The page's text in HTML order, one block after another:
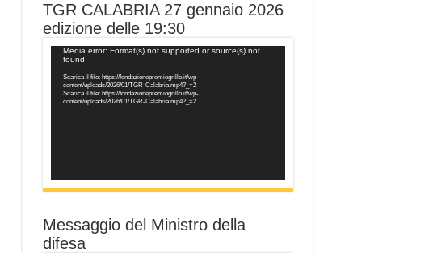
TGR CALABRIA 27 gennaio 2026
edizione delle 19:30
Video
Player
Media error: Format(s) not supported or source(s) not
found
Scarica il file: https://fondazionepremiogrillo.it/wp-
content/uploads/2026/01/TGR-Calabria.mp4?_=2
Scarica il file: https://fondazionepremiogrillo.it/wp-
content/uploads/2026/01/TGR-Calabria.mp4?_=2
Messaggio del Ministro della
difesa